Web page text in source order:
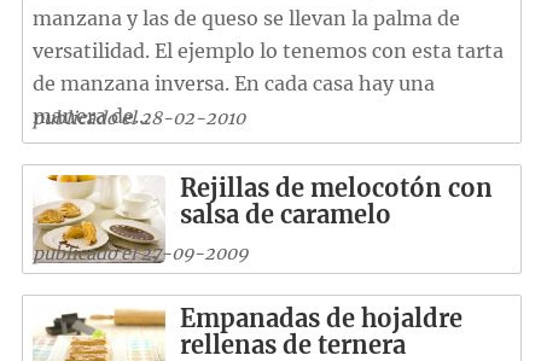
manzana y las de queso se llevan la palma de
versatilidad. El ejemplo lo tenemos con esta tarta
de manzana inversa. En cada casa hay una
manera de...
publicado el 28-02-2010
Rejillas de melocotón con
salsa de caramelo
publicado el 27-09-2009
Empanadas de hojaldre
rellenas de ternera